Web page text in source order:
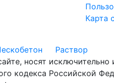
Карта
Раствор
носят
кодекса Российской